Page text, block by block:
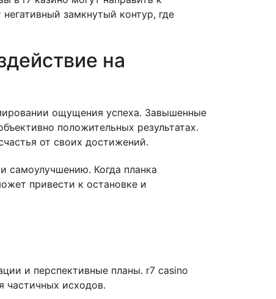
замкнутый контур, где
на
ощущения успеха. Завышенные
положительных результатах.
от своих достижений.
самоулучшению. Когда планка
привести к остановке и
и перспективные планы. r7 casino
частичных исходов.